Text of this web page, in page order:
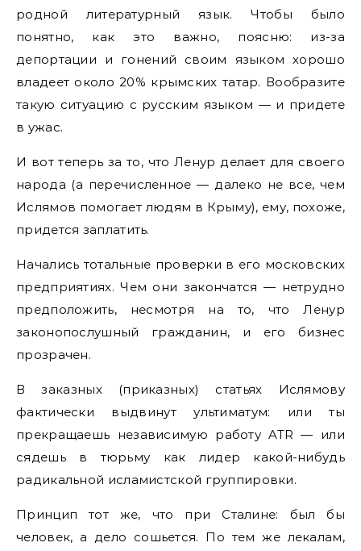
родной литературный язык. Чтобы было
понятно, как это важно, поясню: из-за
депортации и гонений своим языком хорошо
владеет около 20% крымских татар. Вообразите
такую ситуацию с русским языком — и придете
в ужас.
И вот теперь за то, что Ленур делает для своего
народа (а перечисленное — далеко не все, чем
Ислямов помогает людям в Крыму), ему, похоже,
придется заплатить.
Начались тотальные проверки в его московских
предприятиях. Чем они закончатся — нетрудно
предположить, несмотря на то, что Ленур
законопослушный гражданин, и его бизнес
прозрачен.
В заказных (приказных) статьях Ислямову
фактически выдвинут ультиматум: или ты
прекращаешь независимую работу ATR — или
сядешь в тюрьму как лидер какой-нибудь
радикальной исламистской группировки.
Принцип тот же, что при Сталине: был бы
человек, а дело сошьется. По тем же лекалам,